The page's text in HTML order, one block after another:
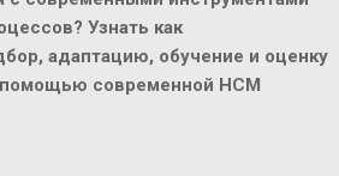
Узнать как
адаптацию, обучение и оценку
современной HCM